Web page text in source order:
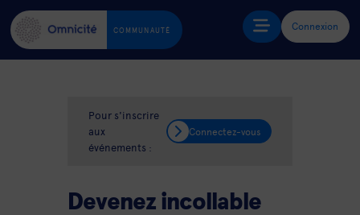
COMMUNAUTÉ Connexion
Pour s'inscrire
aux
événements :
Connectez-vous
Devenez incollable